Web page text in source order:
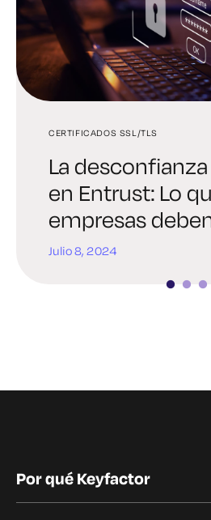
CERTIFICADOS SSL/TLS
La
en Entrust: Lo
empresas
Julio 8, 2024
GESTIÓN DE CERTIFICADOS
La forma menos
estresante de
certificado
Junio 20, 2024
GESTIÓN DE CERTIFICADOS
Cómo renovar y
automatizar
SSL
Junio 13, 2024
Por qué Keyfactor